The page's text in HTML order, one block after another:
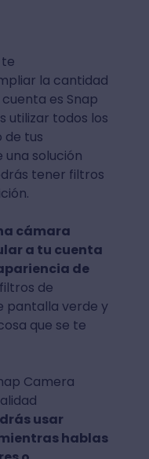
la cantidad
es Snap
utilizar todos los
de tus
una solución
tener filtros
cámara
a tu cuenta
de
de
pantalla verde y
que se te
Camera
usar
hablas